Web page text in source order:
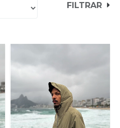
FILTRAR